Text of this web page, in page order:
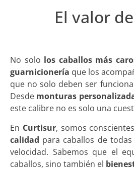
El valor
No solo los caballos más
guarnicionería que los
que no solo deben ser
Desde monturas
este calibre no es solo una
En Curtisur, somos
calidad para caballos de
velocidad. Sabemos que el
caballos, sino también el